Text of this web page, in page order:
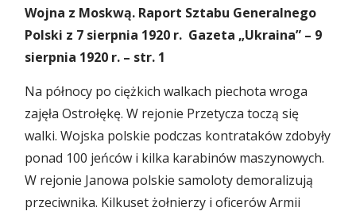
Wojna z Moskwą. Raport Sztabu Generalnego
Polski z 7 sierpnia 1920 r. Gazeta „Ukraina” – 9
sierpnia 1920 r. – str. 1
Na północy po ciężkich walkach piechota wroga
zajęła Ostrołękę. W rejonie Przetycza toczą się
walki. Wojska polskie podczas kontrataków zdobyły
ponad 100 jeńców i kilka karabinów maszynowych.
W rejonie Janowa polskie samoloty demoralizują
przeciwnika. Kilkuset żołnierzy i oficerów Armii